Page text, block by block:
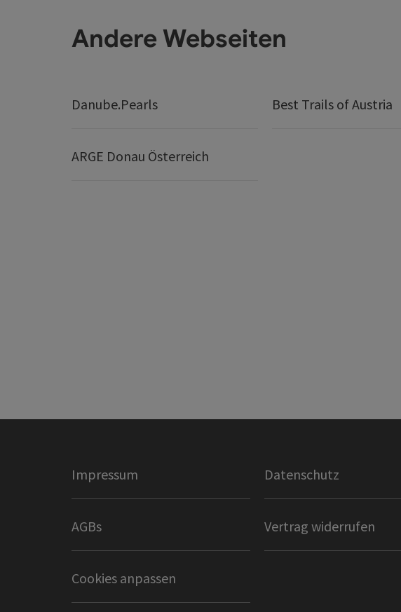
Andere Webseiten
Danube.Pearls Best Trails of Austria
ARGE Donau Österreich
Impressum Datenschutz
AGBs Vertrag widerrufen
Cookies anpassen